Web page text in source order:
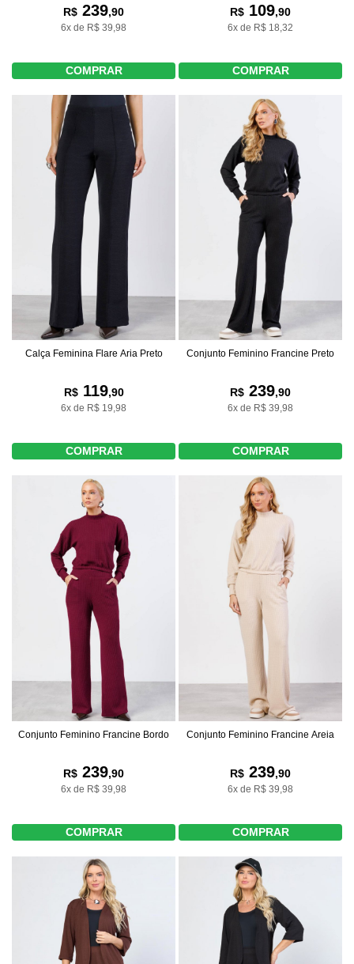
R$ 239,90
6x de R$ 39,98
COMPRAR
R$ 109,90
6x de R$ 18,32
COMPRAR
Calça Feminina Flare Aria Preto
R$119,90
6x de R$ 19,98
COMPRAR
Conjunto Feminino Francine Preto
R$ 239,90
6x de R$ 39,98
COMPRAR
Conjunto Feminino Francine Bordo
R$ 239,90
6x de R$ 39,98
COMPRAR
Conjunto Feminino Francine Areia
R$ 239,90
6x de R$ 39,98
COMPRAR